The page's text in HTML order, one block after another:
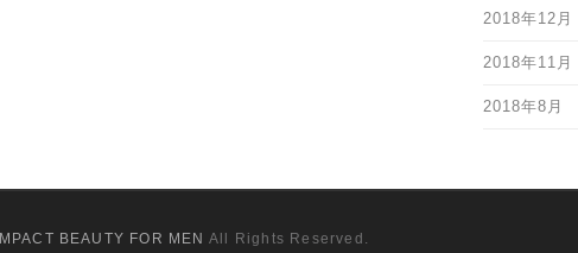
2018年12月
2018年11月
2018年8月
IMPACT BEAUTY FOR MEN All Rights Reserved.